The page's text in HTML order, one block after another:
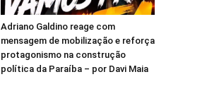
Adriano Galdino reage com
mensagem de mobilização e reforça
protagonismo na construção
política da Paraíba – por Davi Maia